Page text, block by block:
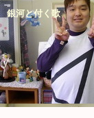
銀河と付く歌